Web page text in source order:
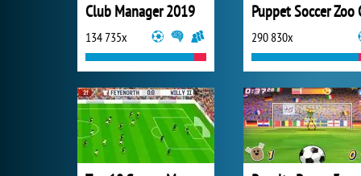
Club Manager 2019
134 735x
Puppet Soccer Zoo
290 830x